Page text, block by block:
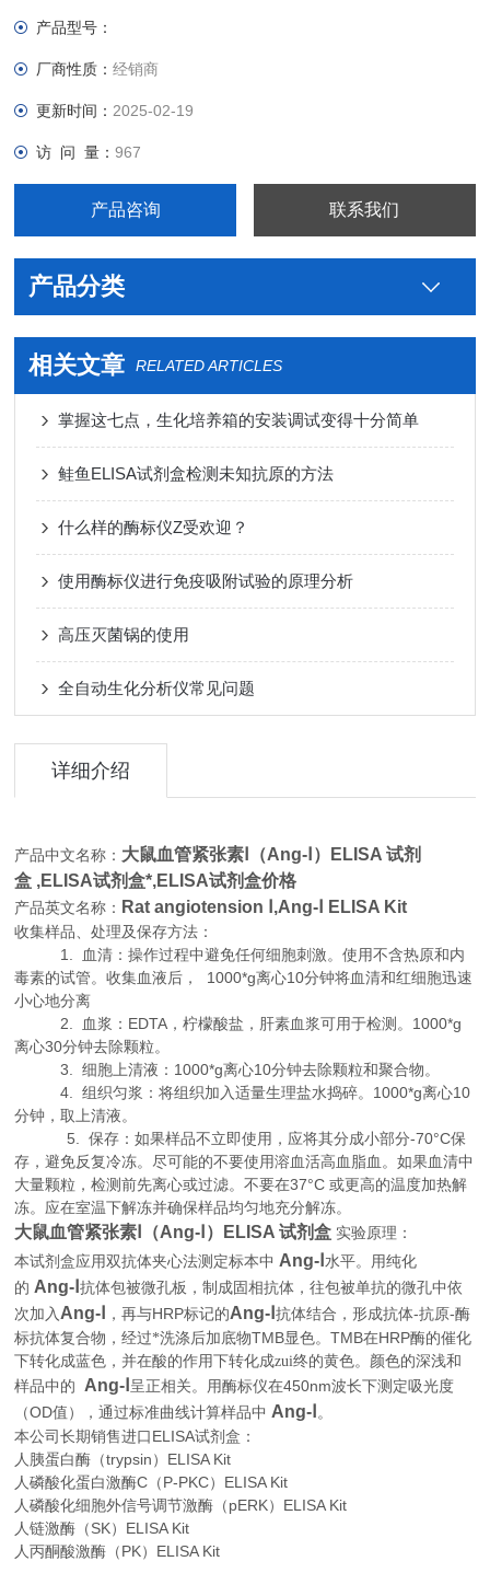
产品型号：
厂商性质：经销商
更新时间： 2025-02-19
访 问 量：967
产品咨询 联系我们
产品分类
相关文章 RELATED ARTICLES
掌握这七点，生化培养箱的安装调试变得十分简单
鲑鱼ELISA试剂盒检测未知抗原的方法
什么样的酶标仪Z受欢迎？
使用酶标仪进行免疫吸附试验的原理分析
高压灭菌锅的使用
全自动生化分析仪常见问题
详细介绍
产品中文名称： 大鼠血管紧张素Ⅰ（Ang-Ⅰ）ELISA 试剂
盒 ,ELISA试剂盒*,ELISA试剂盒价格
产品英文名称： Rat angiotension Ⅰ,Ang-Ⅰ ELISA Kit
收集样品、处理及保存方法：
1. 血清：操作过程中避免任何细胞刺激。使用不含热原和内
毒素的试管。收集血液后， 1000*g离心10分钟将血清和红细胞迅速
小心地分离
2. 血浆：EDTA，柠檬酸盐，肝素血浆可用于检测。1000*g
离心30分钟去除颗粒。
3. 细胞上清液：1000*g离心10分钟去除颗粒和聚合物。
4. 组织匀浆：将组织加入适量生理盐水捣碎。1000*g离心10
分钟，取上清液。
5. 保存：如果样品不立即使用，应将其分成小部分-70°C保
存，避免反复冷冻。尽可能的不要使用溶血活高血脂血。如果血清中
大量颗粒，检测前先离心或过滤。不要在37°C 或更高的温度加热解
冻。应在室温下解冻并确保样品均匀地充分解冻。
大鼠血管紧张素Ⅰ（Ang-Ⅰ）ELISA 试剂盒 实验原理 ：
本试剂盒应用双抗体夹心法测定标本中Ang-Ⅰ 水平。用纯化
的Ang-Ⅰ抗体包被微孔板，制成固相抗体，往包被单抗的微孔中依
次加入Ang-Ⅰ ，再与HRP标记的Ang-Ⅰ抗体结合，形成抗体-抗原-酶
标抗体复合物，经过*洗涤后加底物TMB显色。TMB在HRP酶的催化
下转化成蓝色，并在酸的作用下转化成zui终的黄色。颜色的深浅和
样品中的
Ang-Ⅰ 呈正相关。用酶标仪在450nm波长下测定吸光度
（OD值），通过标准曲线计算样品中Ang-Ⅰ 。
本公司长期销售进口ELISA试剂盒：
人胰蛋白酶（trypsin）ELISA Kit
人磷酸化蛋白激酶C（P-PKC）ELISA Kit
人磷酸化细胞外信号调节激酶（pERK）ELISA Kit
人链激酶（SK）ELISA Kit
人丙酮酸激酶（PK）ELISA Kit